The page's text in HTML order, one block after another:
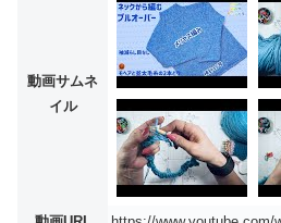
動画サムネ
イル